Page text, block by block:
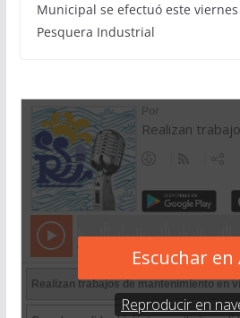
Municipal se efectuó este
Pesquera Industrial